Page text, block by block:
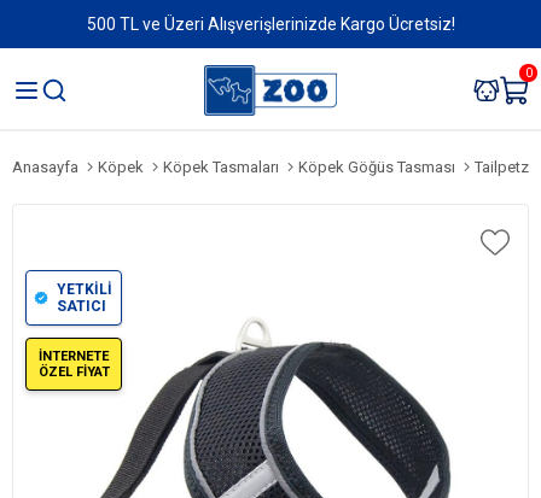
500 TL ve Üzeri Alışverişlerinizde Kargo Ücretsiz!
0
Anasayfa Köpek Köpek Tasmaları Köpek Göğüs Tasması Tailpetz
YETKİLİ
SATICI
İNTERNETE
ÖZEL FİYAT